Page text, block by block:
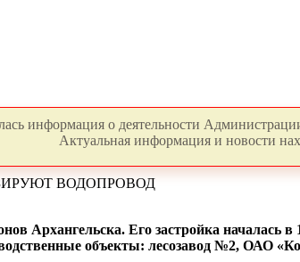
информация о деятельности
Актуальная информация и новости
ВОДОПРОВОД
Архангельска. Его застройка
объекты: лесозавод №2, ОАО